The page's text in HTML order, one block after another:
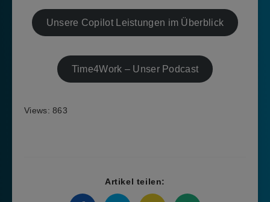
Unsere Copilot Leistungen im Überblick
Time4Work – Unser Podcast
Views: 863
Artikel teilen: